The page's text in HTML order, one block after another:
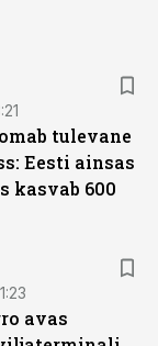
tulevane
Eesti ainsas
kasvab 600
avas